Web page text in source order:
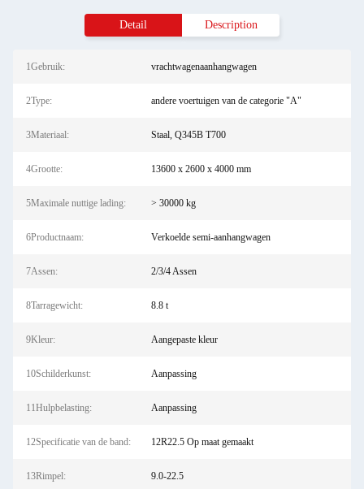
Detail Description
1Gebruik: vrachtwagenaanhangwagen
2Type: andere voertuigen van de categorie "A"
3Materiaal: Staal, Q345B T700
4Grootte: 13600 x 2600 x 4000 mm
5Maximale nuttige lading: > 30000 kg
6Productnaam: Verkoelde semi-aanhangwagen
7Assen: 2/3/4 Assen
8Tarragewicht: 8.8 t
9Kleur: Aangepaste kleur
10Schilderkunst: Aanpassing
11Hulpbelasting: Aanpassing
12Specificatie van de band: 12R22.5 Op maat gemaakt
13Rimpel: 9.0-22.5